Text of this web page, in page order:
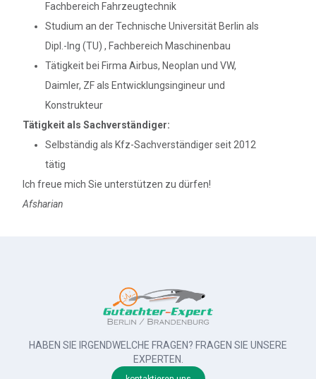
Fachbereich Fahrzeugtechnik
Studium an der Technische Universität Berlin als
Dipl.-Ing (TU) , Fachbereich Maschinenbau
Tätigkeit bei Firma Airbus, Neoplan und VW,
Daimler, ZF als Entwicklungsingineur und
Konstrukteur
Tätigkeit als Sachverständiger:
Selbständig als Kfz-Sachverständiger seit 2012
tätig
Ich freue mich Sie unterstützen zu dürfen!
Afsharian
HABEN SIE IRGENDWELCHE FRAGEN? FRAGEN SIE UNSERE
EXPERTEN.